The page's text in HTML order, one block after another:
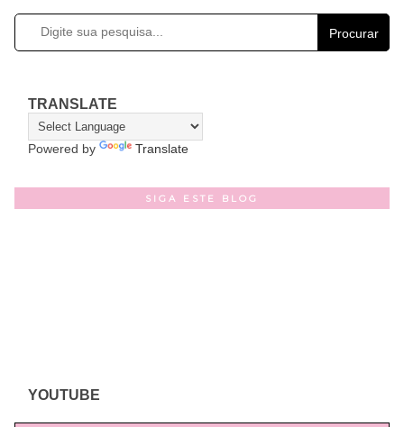
Procurar
TRANSLATE
Powered by Translate
SIGA ESTE BLOG
YOUTUBE